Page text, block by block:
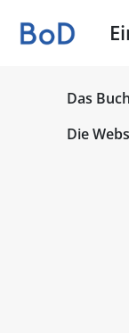
Das
Die